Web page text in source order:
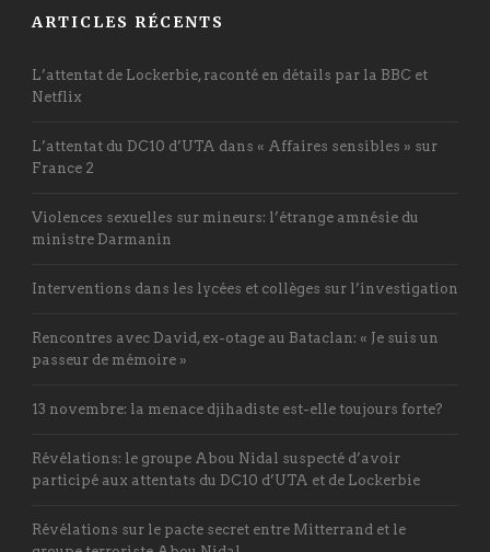
ARTICLES RÉCENTS
L’attentat de Lockerbie, raconté en détails par la BBC et
Netflix
L’attentat du DC10 d’UTA dans « Affaires sensibles » sur
France 2
Violences sexuelles sur mineurs: l’étrange amnésie du
ministre Darmanin
Interventions dans les lycées et collèges sur l’investigation
Rencontres avec David, ex-otage au Bataclan: « Je suis un
passeur de mémoire »
13 novembre: la menace djihadiste est-elle toujours forte?
Révélations: le groupe Abou Nidal suspecté d’avoir
participé aux attentats du DC10 d’UTA et de Lockerbie
Révélations sur le pacte secret entre Mitterrand et le